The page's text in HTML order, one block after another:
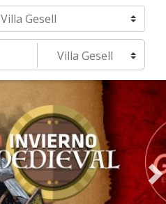
localidad
Seleccione una localidad